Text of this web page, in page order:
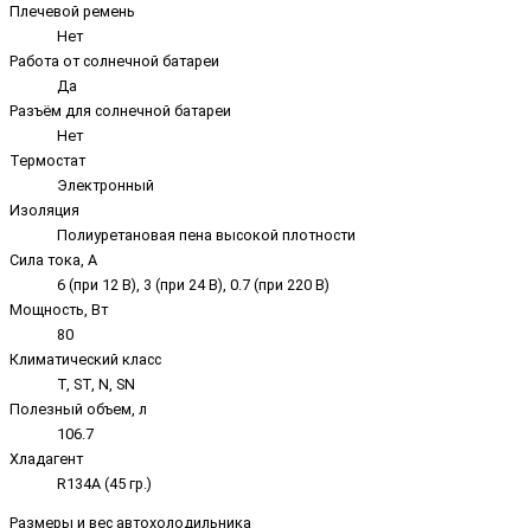
Плечевой ремень
Нет
Работа от солнечной батареи
Да
Разъём для солнечной батареи
Нет
Термостат
Электронный
Изоляция
Полиуретановая пена высокой плотности
Сила тока, А
6 (при 12 В), 3 (при 24 В), 0.7 (при 220 В)
Мощность, Вт
80
Климатический класс
T, ST, N, SN
Полезный объем, л
106.7
Хладагент
R134A (45 гр.)
Размеры и вес автохолодильника